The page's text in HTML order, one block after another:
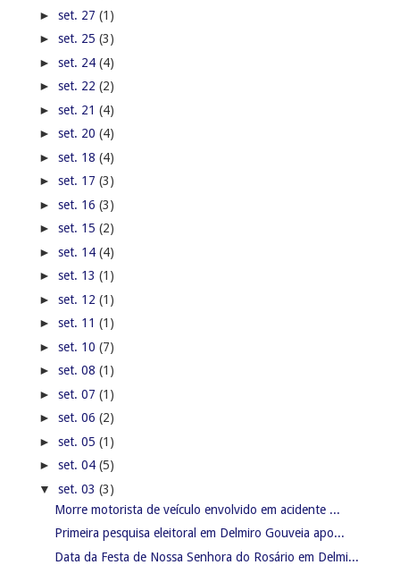
► set. 27 (1)
► set. 25 (3)
► set. 24 (4)
► set. 22 (2)
► set. 21 (4)
► set. 20 (4)
► set. 18 (4)
► set. 17 (3)
► set. 16 (3)
► set. 15 (2)
► set. 14 (4)
► set. 13 (1)
► set. 12 (1)
► set. 11 (1)
► set. 10 (7)
► set. 08 (1)
► set. 07 (1)
► set. 06 (2)
► set. 05 (1)
► set. 04 (5)
▼ set. 03 (3)
Morre motorista de veículo envolvido em acidente ...
Primeira pesquisa eleitoral em Delmiro Gouveia apo...
Data da Festa de Nossa Senhora do Rosário em Delmi...